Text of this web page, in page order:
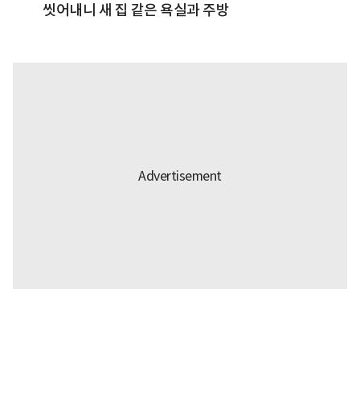
씻어내니 새 집 같은 욕실과 주방